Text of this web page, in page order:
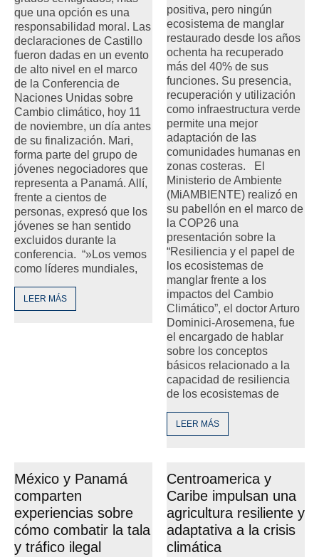
que una opción es una
responsabilidad moral. Las
declaraciones de Castillo
fueron dadas en un evento
de alto nivel en el marco
de la Conferencia de
Naciones Unidas sobre
Cambio climático, hoy 11
de noviembre, un día antes
de su finalización. Mari,
forma parte del grupo de
jóvenes negociadores que
representa a Panamá. Allí,
frente a cientos de
personas, expresó que los
jóvenes se han sentido
excluidos durante la
conferencia. “»Los vemos
como líderes mundiales,
LEER MÁS
positiva, pero ningún
ecosistema de manglar
restaurado desde los años
ochenta ha recuperado
más del 40% de sus
funciones. Su presencia,
recuperación y utilización
como infraestructura verde
permite una mejor
adaptación de las
comunidades humanas en
zonas costeras. El
Ministerio de Ambiente
(MiAMBIENTE) realizó en
su pabellón en el marco de
la COP26 una
presentación sobre la
“Resiliencia y el papel de
los ecosistemas de
manglar frente a los
impactos del Cambio
Climático”, el doctor Arturo
Dominici-Arosemena, fue
el encargado de hablar
sobre los conceptos
básicos relacionado a la
capacidad de resiliencia
de los ecosistemas de
LEER MÁS
México y Panamá
comparten
experiencias sobre
cómo combatir la tala
y tráfico ilegal
Centroamerica y
Caribe impulsan una
agricultura resiliente y
adaptativa a la crisis
climática